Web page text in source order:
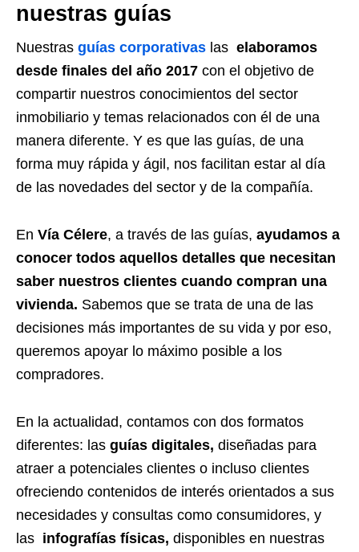
nuestras guías
Nuestras guías corporativas las elaboramos
desde finales del año 2017 con el objetivo de
compartir nuestros conocimientos del sector
inmobiliario y temas relacionados con él de una
manera diferente. Y es que las guías, de una
forma muy rápida y ágil, nos facilitan estar al día
de las novedades del sector y de la compañía.
En Vía Célere, a través de las guías, ayudamos a
conocer todos aquellos detalles que necesitan
saber nuestros clientes cuando compran una
vivienda. Sabemos que se trata de una de las
decisiones más importantes de su vida y por eso,
queremos apoyar lo máximo posible a los
compradores.
En la actualidad, contamos con dos formatos
diferentes: las guías digitales, diseñadas para
atraer a potenciales clientes o incluso clientes
ofreciendo contenidos de interés orientados a sus
necesidades y consultas como consumidores, y
las infografías físicas, disponibles en nuestras